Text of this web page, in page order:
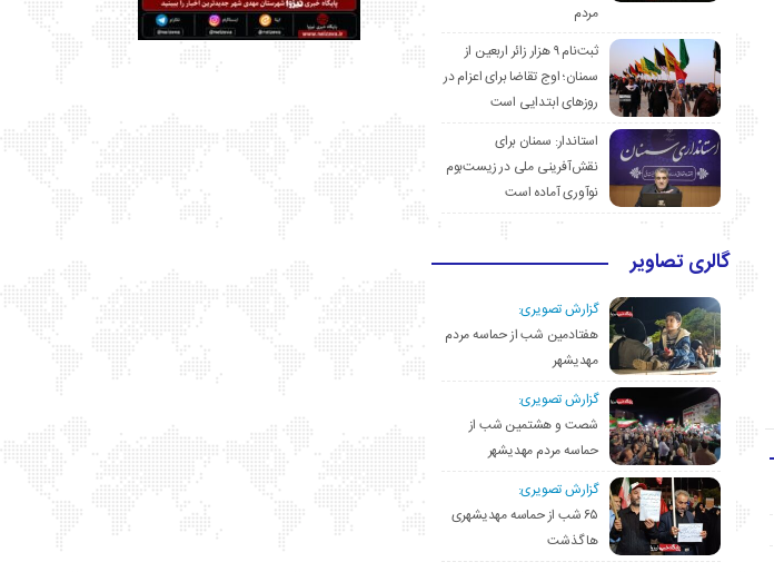
مردم
ثبت‌نام ۹ هزار زائر اربعین از
سمنان؛ اوج تقاضا برای اعزام در
روزهای ابتدایی است
استاندار: سمنان برای
نقش‌آفرینی ملی در زیست‌بوم
نوآوری آماده است
گالری تصاویر
گزارش تصویری:
هفتادمین شب از حماسه مردم
مهدیشهر
گزارش تصویری:
شصت و هشتمین شب از
حماسه مردم مهدیشهر
گزارش تصویری:
۶۵ شب از حماسه مهدیشهری
ها گذشت